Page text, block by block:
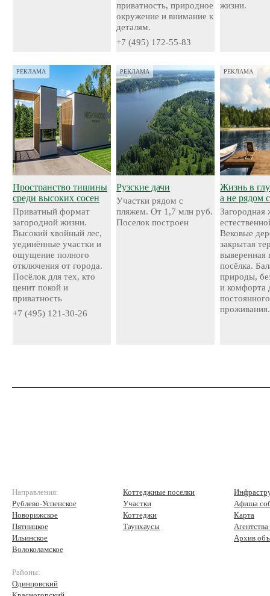
приватность, природное
окружение и внимание к
деталям.
+7 (495) 172-55-83
жизни.
РЕКЛАМА
Пространство тишины
среди высоких сосен
Приватный формат
загородной жизни.
Высокий хвойный лес,
уединённые участки и
ощущение полного
отключения от города.
Посёлок для тех, кто
ценит покой и
приватность
+7 (495) 121-30-26
РЕКЛАМА
Рузские дачи
Участки рядом с
пляжем. От 1,7 млн руб.
Поселок построен
РЕКЛАМА
Жизнь в
а не рядом
Загородная
Вековые
закрытая
выверенная
посёлка.
природы,
и комфорта
постоянного
проживания.
Направления:
Рублево-Успенское
Новорижское
Пятницкое
Ильинское
Волоколамское
Районы:
Одинцовский
Коттеджные поселки
Участки
Коттеджи
Таунхаусы
Афиша
Карта
Архив